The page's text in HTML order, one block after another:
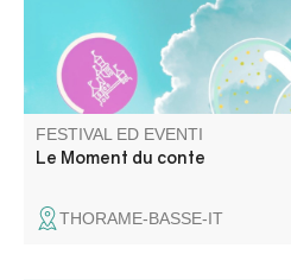
FESTIVAL ED EVENTI
Le Moment du conte
THORAME-BASSE-IT